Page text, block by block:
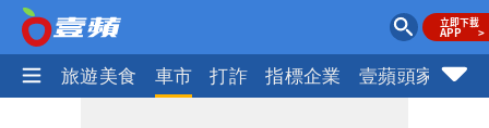
產王 旅遊美食 車市 打詐 指標企業 壹蘋頭家 健